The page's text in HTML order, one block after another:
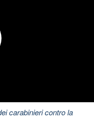
carabinieri contro la